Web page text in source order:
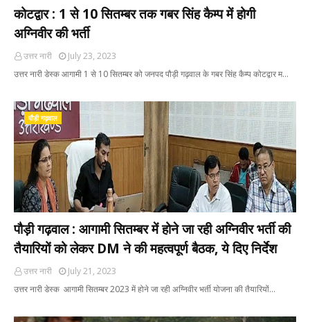
कोटद्वार : 1 से 10 सितम्बर तक गबर सिंह कैम्प में होगी
अग्निवीर की भर्ती
उत्तर नारी
July 23, 2023
उत्तर नारी डेस्क आगामी 1 से 10 सितम्बर को जनपद पौड़ी गढ़वाल के गबर सिंह कैम्प कोटद्वार म…
पौड़ी गढ़वाल
पौड़ी गढ़वाल : आगामी सितम्बर में होने जा रही अग्निवीर भर्ती की
तैयारियों को लेकर DM ने की महत्वपूर्ण बैठक, ये दिए निर्देश
उत्तर नारी
July 21, 2023
उत्तर नारी डेस्क आगामी सितम्बर 2023 में होने जा रही अग्निवीर भर्ती योजना की तैयारियों…